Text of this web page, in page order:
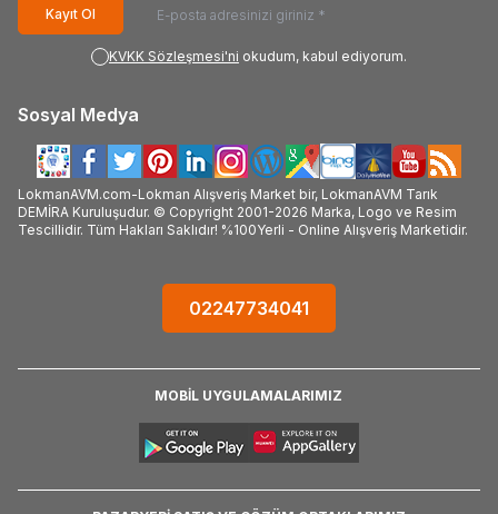
#Tam_Otomatik_Dijital_Tansiyon_Aleti_zararları #Tam_Otomatik_Dijital_Tansiyon_Aleti_satışı
Kayıt Ol
KVKK Sözleşmesi'ni okudum, kabul ediyorum.
Sosyal Medya
LokmanAVM.com-Lokman Alışveriş Market bir, LokmanAVM Tarık
DEMİRA Kuruluşudur. © Copyright 2001-2026 Marka, Logo ve Resim
Tescillidir. Tüm Hakları Saklıdır! %100Yerli - Online Alışveriş Marketidir.
02247734041
MOBİL UYGULAMALARIMIZ